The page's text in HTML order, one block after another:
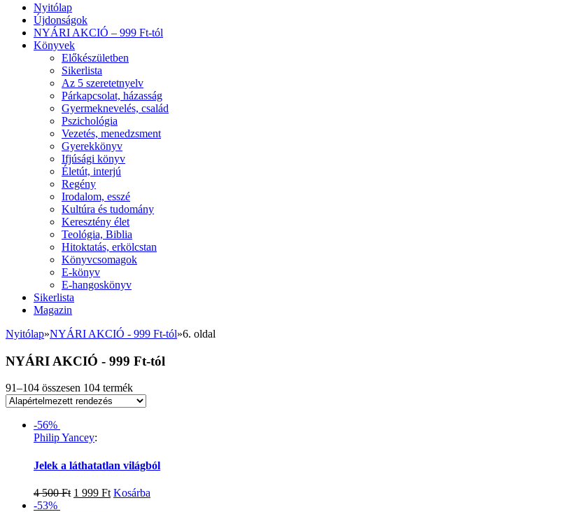
Nyitólap
Újdonságok
NYÁRI AKCIÓ – 999 Ft-tól
Könyvek
Előkészületben
Sikerlista
Az 5 szeretetnyelv
Párkapcsolat, házasság
Gyermeknevelés, család
Pszichológia
Vezetés, menedzsment
Gyerekkönyv
Ifjúsági könyv
Életút, interjú
Regény
Irodalom, esszé
Kultúra és tudomány
Keresztény élet
Teológia, Biblia
Hitoktatás, erkölcstan
Könyvcsomagok
E-könyv
E-hangoskönyv
Sikerlista
Magazin
Nyitólap»NYÁRI AKCIÓ - 999 Ft-tól»6. oldal
NYÁRI AKCIÓ - 999 Ft-tól
91–104 összesen 104 termék
-56%
Philip Yancey:
Jelek a láthatatlan világból
4 500Ft 1 999 Ft Kosárba
-53%